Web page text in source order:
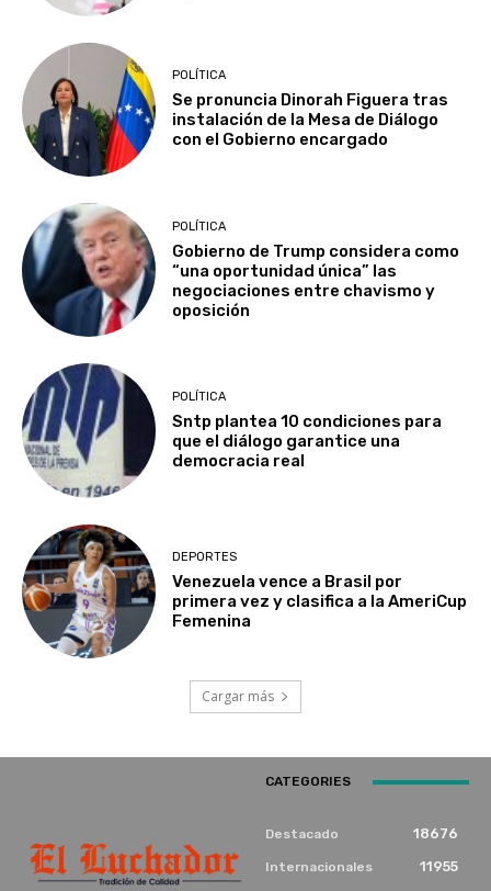
POLÍTICA
Se pronuncia Dinorah Figuera tras
instalación de la Mesa de Diálogo
con el Gobierno encargado
POLÍTICA
Gobierno de Trump considera como
“una oportunidad única” las
negociaciones entre chavismo y
oposición
POLÍTICA
Sntp plantea 10 condiciones para
que el diálogo garantice una
democracia real
DEPORTES
Venezuela vence a Brasil por
primera vez y clasifica a la AmeriCup
Femenina​
Cargar más
CATEGORIES
Destacado 18676
Internacionales 11955